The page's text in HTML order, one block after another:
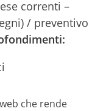
correnti –
/ preventivo
che rende